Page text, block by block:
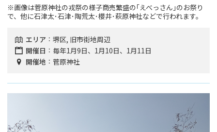
※画像は菅原神社の戎祭の様子商売繁盛の｢えべっさん｣のお祭り
で、他に石津太･石津･陶荒太･櫻井･萩原神社などで行われます。
エリア
堺区, 旧市街地周辺
開催日
毎年1月9日、1月10日、1月11日
開催地
菅原神社